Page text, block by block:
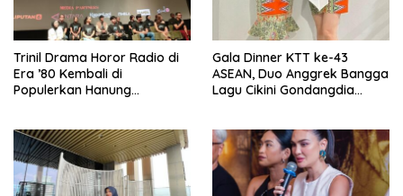
­Trinil Drama Horor Radio di
Era ’80 Kembali di
Populerkan Hanung
Gala Dinner KTT ke-43
ASEAN, Duo Anggrek Bangga
Lagu Cikini Gondangdia